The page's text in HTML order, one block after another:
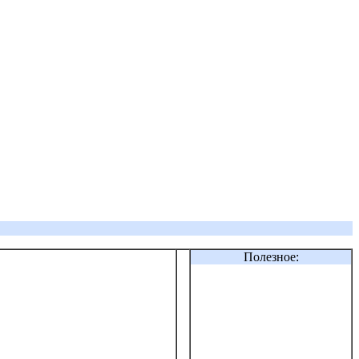
Полезное: